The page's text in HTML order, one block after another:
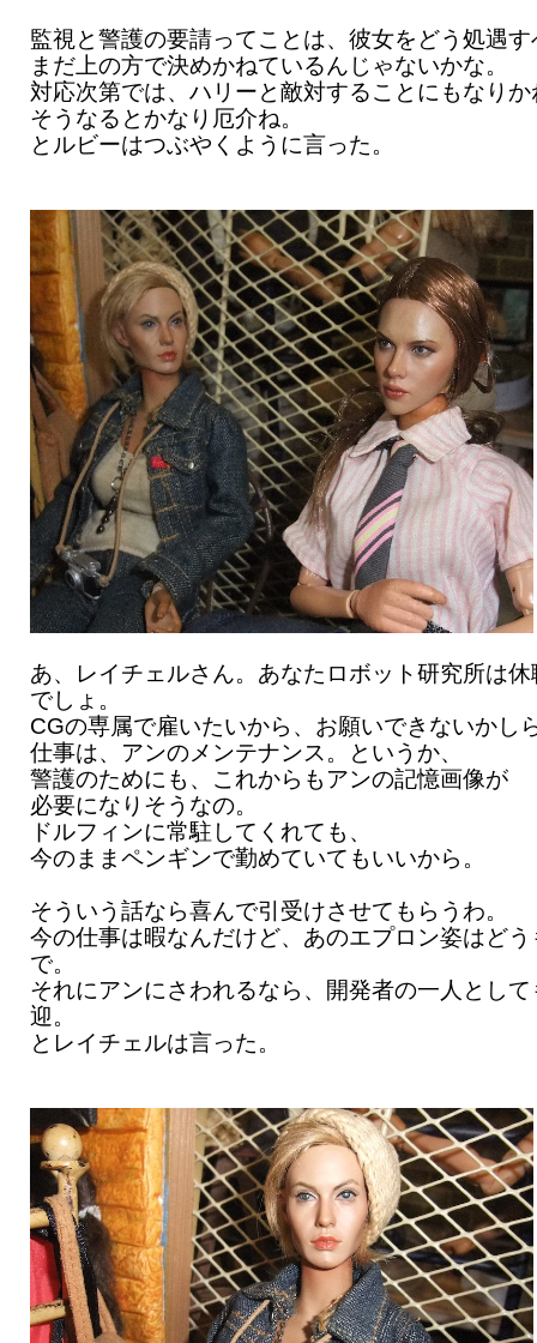
監視と警護の要請ってことは、彼女をどう処遇
まだ上の方で決めかねているんじゃないかな。
対応次第では、ハリーと敵対することにもなり
そうなるとかなり厄介ね。
とルビーはつぶやくように言った。
あ、レイチェルさん。あなたロボット研究所は
でしょ。
CGの専属で雇いたいから、お願いできないかし
仕事は、アンのメンテナンス。というか、
警護のためにも、これからもアンの記憶画像が
必要になりそうなの。
ドルフィンに常駐してくれても、
今のままペンギンで勤めていてもいいから。
そういう話なら喜んで引受けさせてもらうわ。
今の仕事は暇なんだけど、あのエプロン姿はどう
で。
それにアンにさわれるなら、開発者の一人として
迎。
とレイチェルは言った。